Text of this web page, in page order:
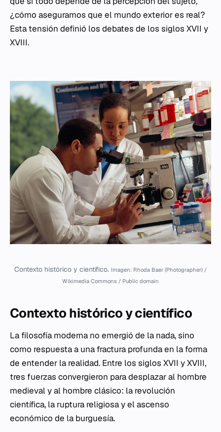
¿cómo aseguramos que el mundo exterior es real?
Esta tensión definió los debates de los siglos XVII y
XVIII.
Contexto histórico y científico. Imagen: Rhoda Baer (Photographer) /
Wikimedia Commons / Public domain
Contexto histórico y científico
La filosofía moderna no emergió de la nada, sino
como respuesta a una fractura profunda en la forma
de entender la realidad. Entre los siglos XVII y XVIII,
tres fuerzas convergieron para desplazar al hombre
medieval y al hombre clásico: la revolución
científica, la ruptura religiosa y el ascenso
económico de la burguesía.